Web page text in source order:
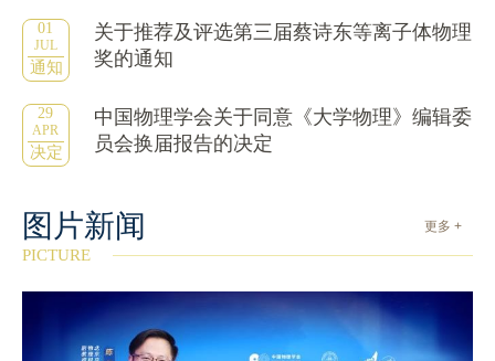
01
JUL
通知
关于推荐及评选第三届蔡诗东等离子体物理
奖的通知
29
APR
决定
中国物理学会关于同意《大学物理》编辑委
员会换届报告的决定
更多 +
图片新闻
PICTURE